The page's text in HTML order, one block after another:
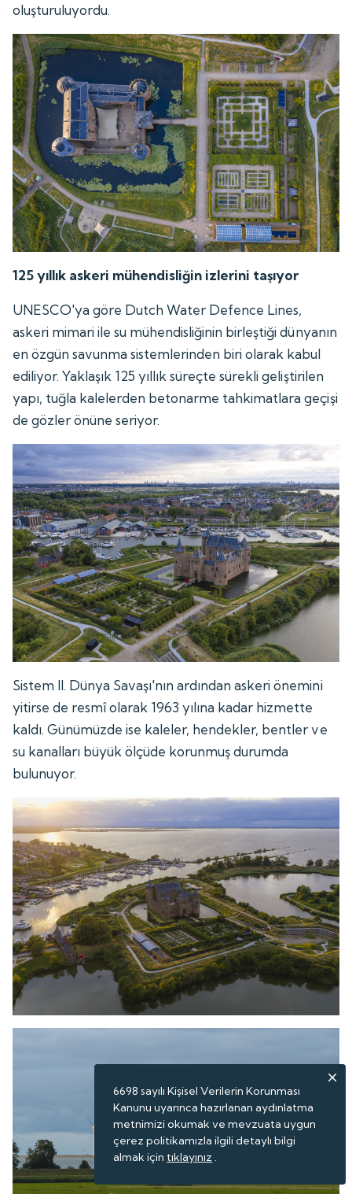
oluşturuluyordu.
125 yıllık askeri mühendisliğin izlerini taşıyor
UNESCO'ya göre Dutch Water Defence Lines,
askeri mimari ile su mühendisliğinin birleştiği dünyanın
en özgün savunma sistemlerinden biri olarak kabul
ediliyor. Yaklaşık 125 yıllık süreçte sürekli geliştirilen
yapı, tuğla kalelerden betonarme tahkimatlara geçişi
de gözler önüne seriyor.
Sistem II. Dünya Savaşı'nın ardından askeri önemini
yitirse de resmî olarak 1963 yılına kadar hizmette
kaldı. Günümüzde ise kaleler, hendekler, bentler ve
su kanalları büyük ölçüde korunmuş durumda
bulunuyor.
6698 sayılı Kişisel Verilerin Korunması
Kanunu uyarınca hazırlanan aydınlatma
metnimizi okumak ve mevzuata uygun
çerez politikamızla ilgili detaylı bilgi
almak için tıklayınız .